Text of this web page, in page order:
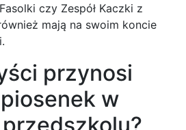
czy Zespół Kaczki z
mają na swoim koncie
przynosi
w